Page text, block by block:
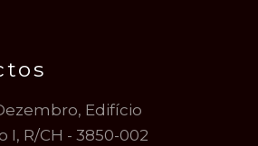
Edifício
I, R/CH - 3850-002